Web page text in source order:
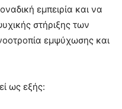
εμπειρία και να
στήριξης των
εμψύχωσης και
ως εξής: